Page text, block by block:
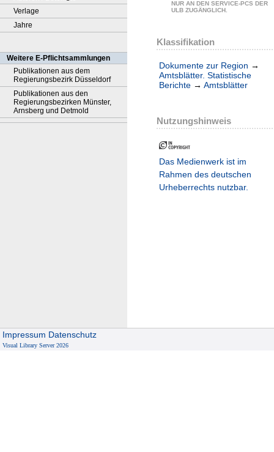
Verlage
Jahre
Weitere E-Pflichtsammlungen
Publikationen aus dem
Regierungsbezirk Düsseldorf
Publikationen aus den
Regierungsbezirken Münster,
Arnsberg und Detmold
NUR AN DEN SERVICE-PCS DER
ULB ZUGÄNGLICH.
Klassifikation
Dokumente zur Region →
Amtsblätter. Statistische
Berichte → Amtsblätter
Nutzungshinweis
Das Medienwerk ist im
Rahmen des deutschen
Urheberrechts nutzbar.
Impressum Datenschutz
Visual Library Server 2026